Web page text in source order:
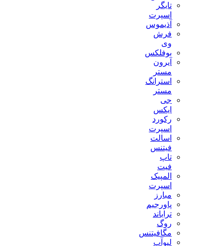
تایگر
اسپرت
آذیموس
فرش
بوفلکس
آیرون
استرانگ
جی
رکورد
اسپرت
اسالت
فیتنس
تاپ
المپیک
اسپرت
مبارز
پاورجیم
تراباند
روگ
مگافیتنس
لیوآپ